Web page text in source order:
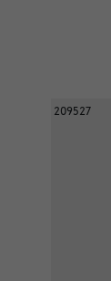
209527